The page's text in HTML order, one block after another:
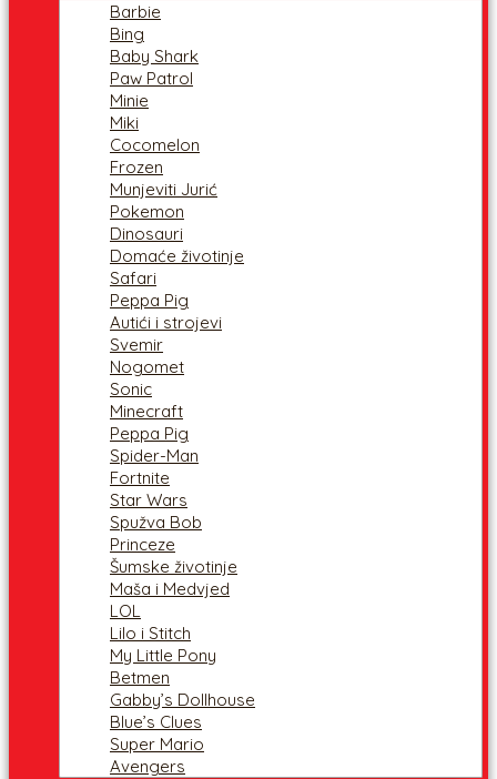
Barbie
Bing
Baby Shark
Paw Patrol
Minie
Miki
Cocomelon
Frozen
Munjeviti Jurić
Pokemon
Dinosauri
Domaće životinje
Safari
Peppa Pig
Autići i strojevi
Svemir
Nogomet
Sonic
Minecraft
Peppa Pig
Spider-Man
Fortnite
Star Wars
Spužva Bob
Princeze
Šumske životinje
Maša i Medvjed
LOL
Lilo i Stitch
My Little Pony
Betmen
Gabby’s Dollhouse
Blue’s Clues
Super Mario
Avengers